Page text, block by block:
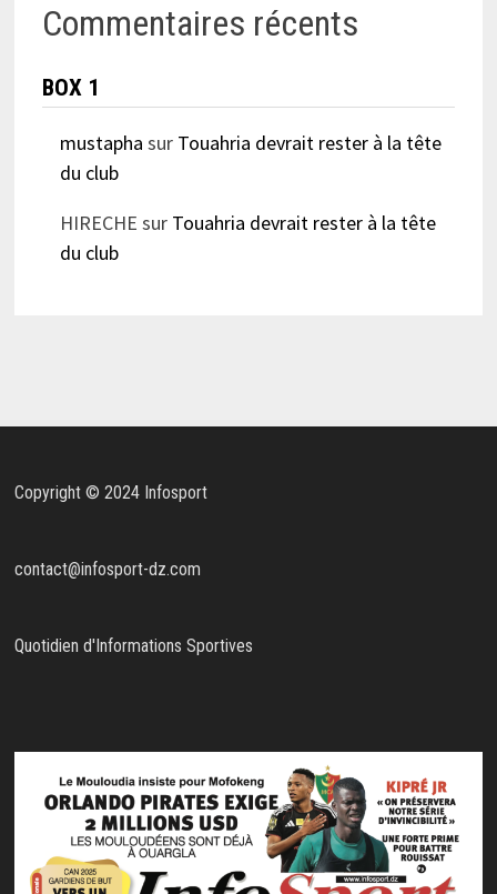
Commentaires récents
BOX 1
mustapha sur Touahria devrait rester à la tête
du club
HIRECHE sur Touahria devrait rester à la tête
du club
Copyright © 2024 Infosport
contact@infosport-dz.com
Quotidien d'Informations Sportives